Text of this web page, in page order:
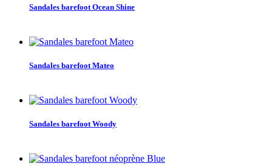
Sandales barefoot Ocean Shine
Sandales barefoot Mateo
Sandales barefoot Woody